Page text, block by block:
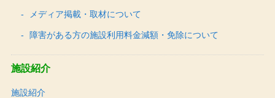
メディア掲載・取材について
障害がある方の施設利用料金減額・免除について
施設紹介
施設紹介